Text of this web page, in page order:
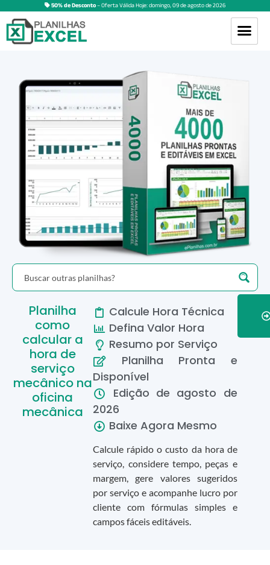
50% de Desconto– Oferta Válida Hoje:domingo,09deagostode2026
Planilha
como
calcular a
hora de
serviço
mecânico na
oficina
mecânica
Calcule Hora Técnica
Defina Valor Hora
Resumo por Serviço
Planilha Pronta e
Disponível
Edição de agosto de
2026
Baixe Agora Mesmo
Calcule rápido o custo da hora de
serviço, considere tempo, peças e
margem, gere valores sugeridos
por serviço e acompanhe lucro por
cliente com fórmulas simples e
campos fáceis editáveis.